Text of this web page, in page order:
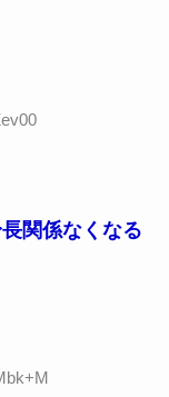
関係なくなる